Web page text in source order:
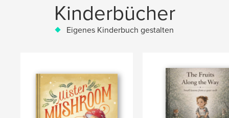
Kinderbücher
Eigenes Kinderbuch gestalten